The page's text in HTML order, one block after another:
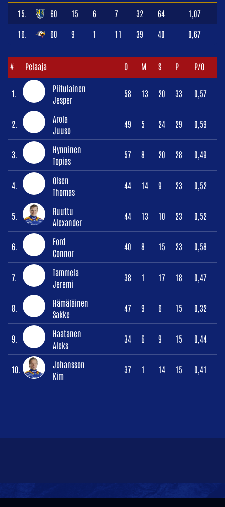
15. 60 15 6 7 32 64 1,07
16. 60 9 1 11 39 40 0,67
# Pelaaja O M S P P/O
1.
Piitulainen
Jesper
58 13 20 33 0,57
2.
Arola
Juuso
49 5 24 29 0,59
3.
Hynninen
Topias
57 8 20 28 0,49
4.
Olsen
Thomas
44 14 9 23 0,52
5.
Ruuttu
Alexander
44 13 10 23 0,52
6.
Ford
Connor
40 8 15 23 0,58
7.
Tammela
Jeremi
38 1 17 18 0,47
8.
Hämäläinen
Sakke
47 9 6 15 0,32
9.
Haatanen
Aleks
34 6 9 15 0,44
10.
Johansson
Kim
37 1 14 15 0,41